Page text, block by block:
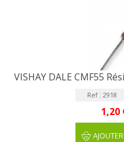
VISHAY DALE CMF55
Ref : 2918
1,20